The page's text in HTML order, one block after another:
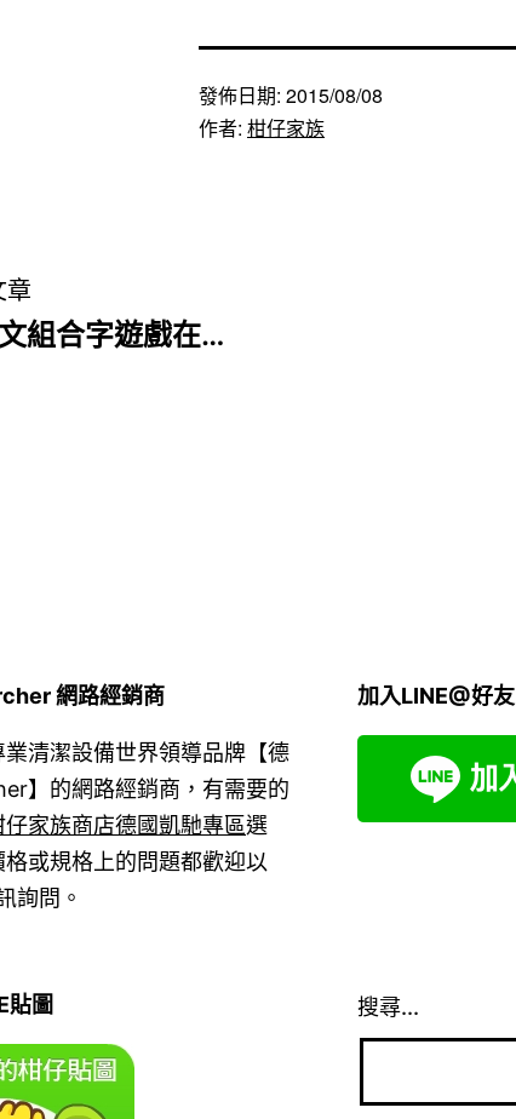
發佈日期: 2015/08/08
作者: 柑仔家族
章
組合字遊戲在…
網路經銷商
清潔設備世界領導品牌【德
】的網路經銷商，有需要的
仔家族商店德國凱馳專區選
或規格上的問題都歡迎以
詢問。
加入LINE@好友
貼圖 搜尋...